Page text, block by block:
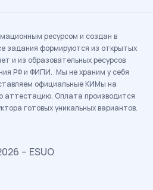
ресурсом и создан в
задания формируются из открытых
и из образовательных ресурсов
РФ и ФИПИ. Мы не храним у себя
официальные КИМы на
аттестацию. Оплата производится
готовых уникальных вариантов.
– ESUO